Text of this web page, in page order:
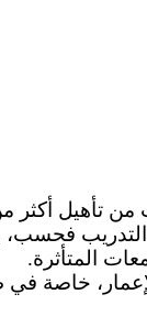
التدريب
المتأثرة.
خاصة